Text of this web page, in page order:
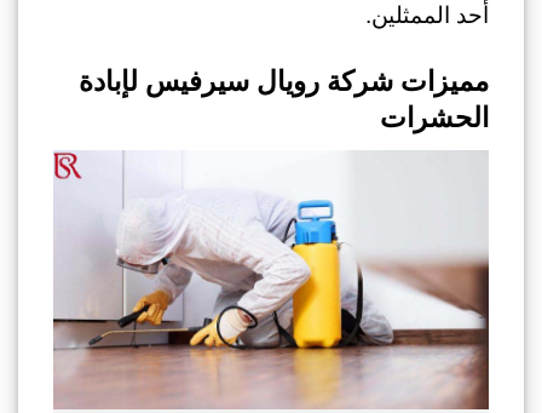
أحد الممثلين.
مميزات شركة رويال سيرفيس لإبادة
الحشرات